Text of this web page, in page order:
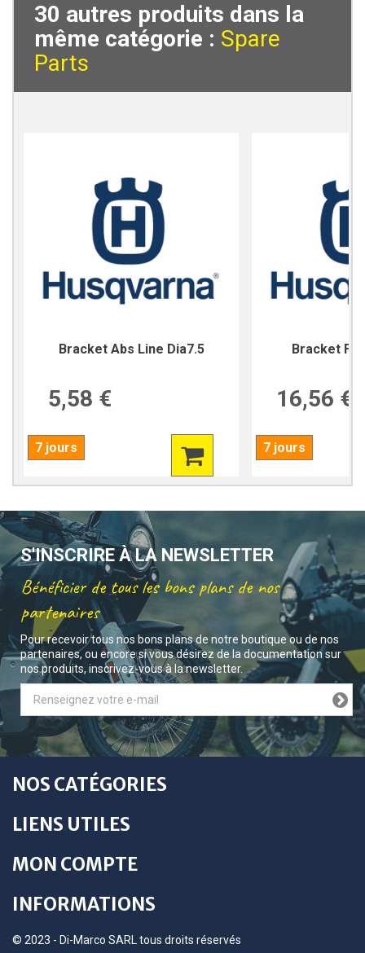
30 autres produits dans la
même catégorie : Spare
Parts
Bracket Abs Line Dia7.5
5,58 €
7 jours
Bracket
16,56 €
7 jours
S'INSCRIRE À LA NEWSLETTER
Bénéficier de tous les bons plans de nos
partenaires
Pour recevoir tous nos bons plans de notre boutique ou de nos
partenaires, ou encore si vous désirez de la documentation sur
nos produits, inscrivez-vous à la newsletter.
NOS CATÉGORIES
LIENS UTILES
MON COMPTE
INFORMATIONS
© 2023 - Di-Marco SARL tous droits réservés